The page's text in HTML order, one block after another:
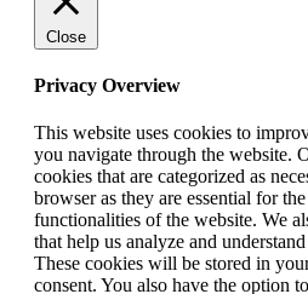
Close
Privacy Overview
This website uses cookies to
you navigate through the website.
cookies that are categorized as
browser as they are essential for
functionalities of the website. We
that help us analyze and
These cookies will be stored in
consent. You also have the option